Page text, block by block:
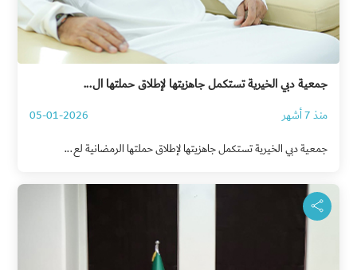
جمعية دبي الخيرية تستكمل جاهزيتها لإطلاق حملتها ال...
منذ 7 أشهر
05-01-2026
جمعية دبي الخيرية تستكمل جاهزيتها لإطلاق حملتها الرمضانية لع...